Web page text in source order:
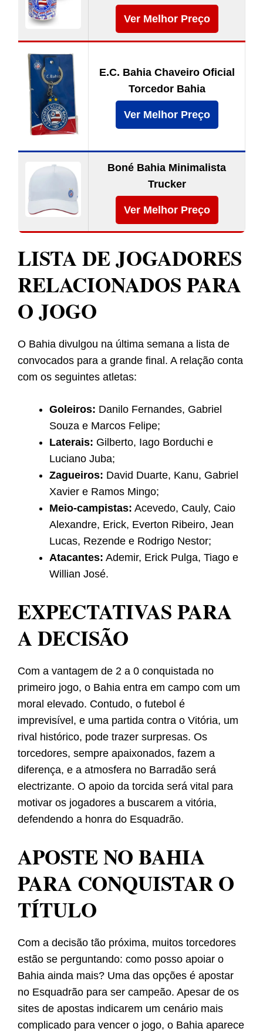
Ver Melhor Preço
E.C. Bahia Chaveiro Oficial
Torcedor Bahia
Ver Melhor Preço
Boné Bahia Minimalista
Trucker
Ver Melhor Preço
LISTA DE JOGADORES
RELACIONADOS PARA
O JOGO
O Bahia divulgou na última semana a lista de
convocados para a grande final. A relação conta
com os seguintes atletas:
Goleiros: Danilo Fernandes, Gabriel
Souza e Marcos Felipe;
Laterais: Gilberto, Iago Borduchi e
Luciano Juba;
Zagueiros: David Duarte, Kanu, Gabriel
Xavier e Ramos Mingo;
Meio-campistas: Acevedo, Cauly, Caio
Alexandre, Erick, Everton Ribeiro, Jean
Lucas, Rezende e Rodrigo Nestor;
Atacantes: Ademir, Erick Pulga, Tiago e
Willian José.
EXPECTATIVAS PARA
A DECISÃO
Com a vantagem de 2 a 0 conquistada no
primeiro jogo, o Bahia entra em campo com um
moral elevado. Contudo, o futebol é
imprevisível, e uma partida contra o Vitória, um
rival histórico, pode trazer surpresas. Os
torcedores, sempre apaixonados, fazem a
diferença, e a atmosfera no Barradão será
electrizante. O apoio da torcida será vital para
motivar os jogadores a buscarem a vitória,
defendendo a honra do Esquadrão.
APOSTE NO BAHIA
PARA CONQUISTAR O
TÍTULO
Com a decisão tão próxima, muitos torcedores
estão se perguntando: como posso apoiar o
Bahia ainda mais? Uma das opções é apostar
no Esquadrão para ser campeão. Apesar de os
sites de apostas indicarem um cenário mais
complicado para vencer o jogo, o Bahia aparece